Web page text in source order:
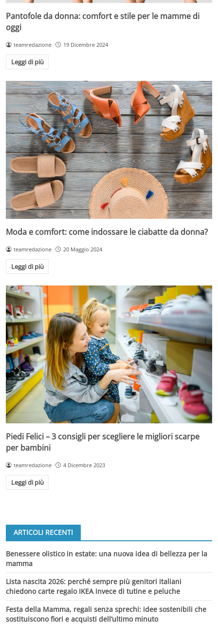
Pantofole da donna: comfort e stile per le mamme di
oggi
teamredazione 19 Dicembre 2024
Leggi di più
Moda e comfort: come indossare le ciabatte da donna?
teamredazione 20 Maggio 2024
Leggi di più
Piedi Felici – 3 consigli per scegliere le migliori scarpe
per bambini
teamredazione 4 Dicembre 2023
Leggi di più
ARTICOLI RECENTI
Benessere olistico in estate: una nuova idea di bellezza per la
mamma
Lista nascita 2026: perché sempre più genitori italiani
chiedono carte regalo IKEA invece di tutine e peluche
Festa della Mamma, regali senza sprechi: idee sostenibili che
sostituiscono fiori e acquisti dell’ultimo minuto